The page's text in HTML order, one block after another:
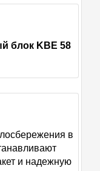
блок KBE 58
в
и надежную